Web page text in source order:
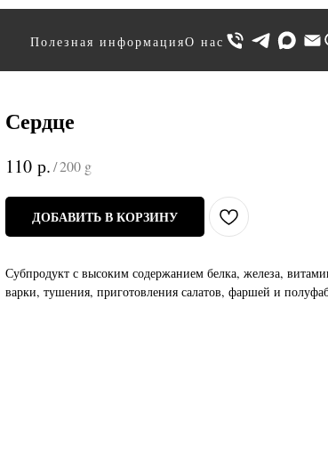
Полезная информацияО нас
Сердце
110 р./200 g
ДОБАВИТЬ В КОРЗИНУ
Субпродукт с высоким содержанием белка, железа,
варки, тушения, приготовления салатов, фаршей и